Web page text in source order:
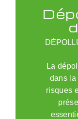
La
dans la
risques